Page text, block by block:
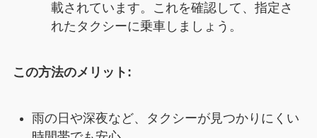
載されています。これを確認して、指定さ
れたタクシーに乗車しましょう。
この方法のメリット:
雨の日や深夜など、タクシーが見つかりにくい